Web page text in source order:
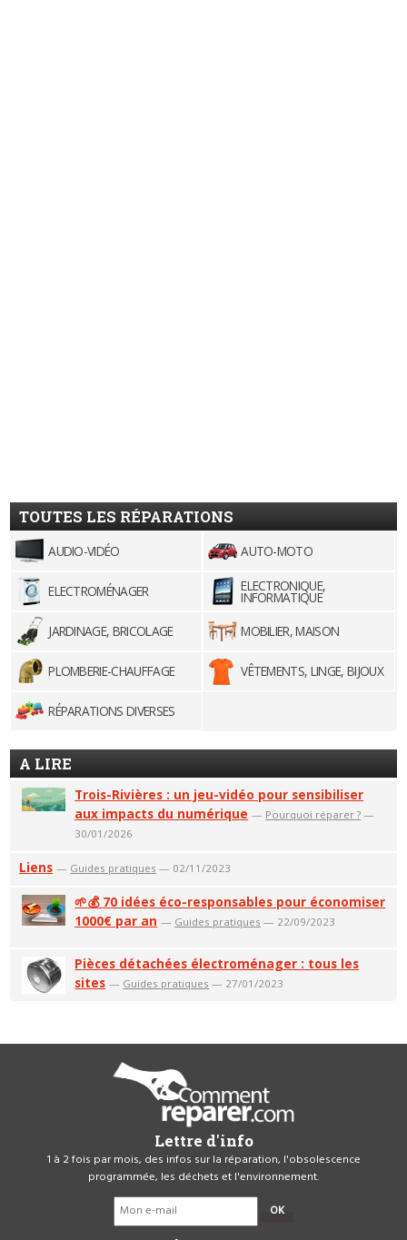
TOUTES LES RÉPARATIONS
AUDIO-VIDÉO AUTO-MOTO
ELECTROMÉNAGER ELECTRONIQUE,
INFORMATIQUE
JARDINAGE, BRICOLAGE
MOBILIER, MAISON
PLOMBERIE-CHAUFFAGE VÊTEMENTS, LINGE, BIJOUX
RÉPARATIONS DIVERSES
A LIRE
Trois-Rivières : un jeu-vidéo pour sensibiliser
aux impacts du numérique — Pourquoi réparer ? —
30/01/2026
Liens — Guides pratiques — 02/11/2023
🌱💰 70 idées éco-responsables pour économiser
1000€ par an — Guides pratiques — 22/09/2023
Pièces détachées électroménager : tous les
sites — Guides pratiques — 27/01/2023
Lettre d'info
1 à 2 fois par mois, des infos sur la réparation, l'obsolescence
programmée, les déchets et l'environnement.
OK